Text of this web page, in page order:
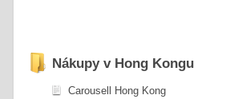
Nákupy v Hong Kongu
Carousell Hong Kong